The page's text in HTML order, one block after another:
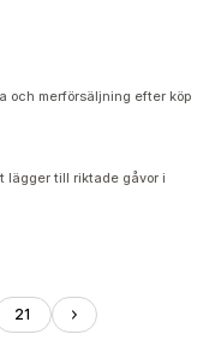
och merförsäljning efter köp
lägger till riktade gåvor i
21